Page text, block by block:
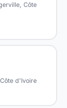
Côte
d'Ivoire